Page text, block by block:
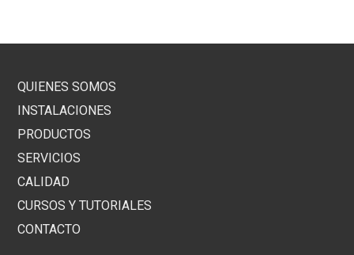
QUIENES SOMOS
INSTALACIONES
PRODUCTOS
SERVICIOS
CALIDAD
CURSOS Y TUTORIALES
CONTACTO